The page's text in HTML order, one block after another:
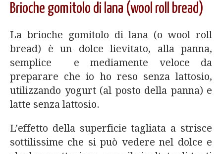
Brioche gomitolo di lana (wool roll bread)
La brioche gomitolo di lana (o wool roll
bread) è un dolce lievitato, alla panna,
semplice e mediamente veloce da
preparare che io ho reso senza lattosio,
utilizzando yogurt (al posto della panna) e
latte senza lattosio.
L’effetto della superficie tagliata a strisce
sottilissime che si può vedere nel dolce e